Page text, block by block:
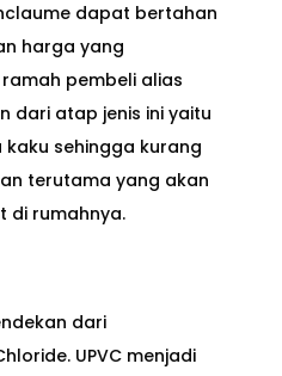
dapat bertahan
harga yang
pembeli alias
dari atap jenis ini yaitu
sehingga kurang
terutama yang akan
di rumahnya.
dari
UPVC menjadi